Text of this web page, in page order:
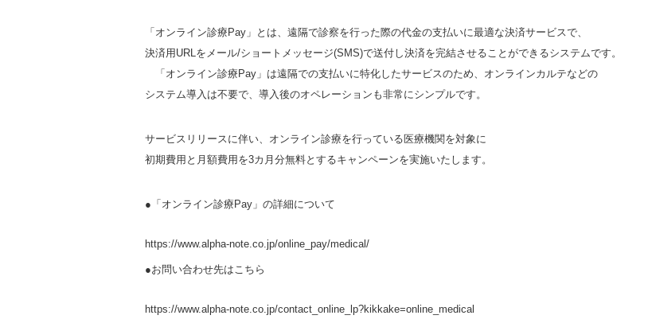
「オンライン診療Pay」とは、遠隔で診察を行った際の代金の支払いに最適な決済サービスで、
決済用URLをメール/ショートメッセージ(SMS)で送付し決済を完結させることができるシステムです。
「オンライン診療Pay」は遠隔での支払いに特化したサービスのため、オンラインカルテなどの
システム導入は不要で、導入後のオペレーションも非常にシンプルです。
サービスリリースに伴い、オンライン診療を行っている医療機関を対象に
初期費用と月額費用を3カ月分無料とするキャンペーンを実施いたします。
●「オンライン診療Pay」の詳細について
https://www.alpha-note.co.jp/online_pay/medical/
●お問い合わせ先はこちら
https://www.alpha-note.co.jp/contact_online_lp?kikkake=online_medical